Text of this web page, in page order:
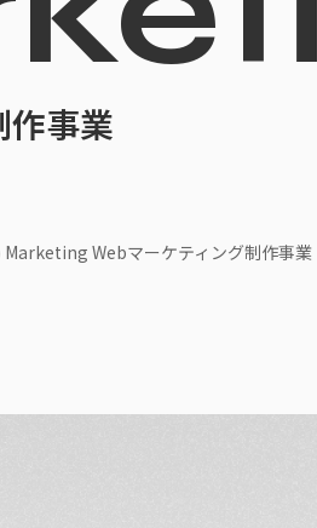
作事業
Marketing Webマーケティング制作事業